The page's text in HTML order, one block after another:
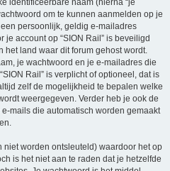
om te kunnen aanmelden op je
persoonlijk, geldig e-mailadres
je account op “SION Rail” is beveiligd
land waar dit forum gehost wordt.
je wachtwoord en je e-mailadres die
Rail” is verplicht of optioneel, dat is
zelf de mogelijkheid te bepalen welke
weergegeven. Verder heb je ook de
mails die automatisch worden gemaakt
worden ontsleuteld) waardoor het op
is het niet aan te raden dat je hetzelfde